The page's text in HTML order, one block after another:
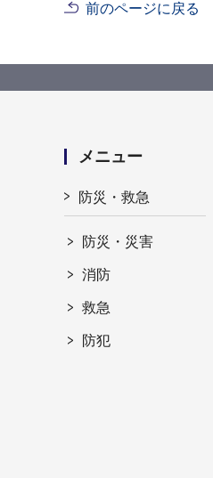
前のページに戻る
メニュー
防災・救急
防災・災害
消防
救急
防犯